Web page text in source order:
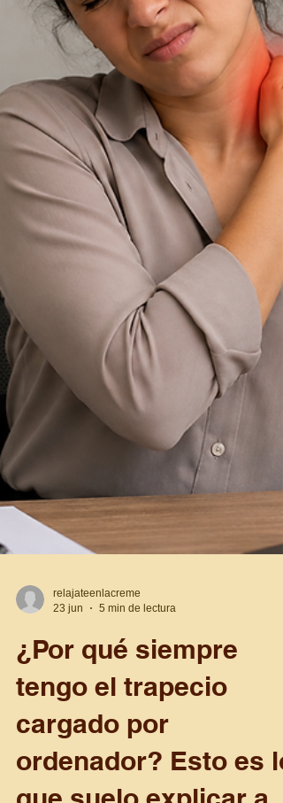
relajateenlacreme
23 jun
5 min de lectura
¿Por qué siempre